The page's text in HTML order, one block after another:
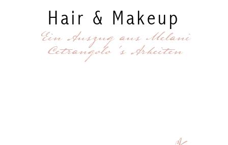
Hair & Makeup
Ein Auszug aus Melani
Cetrangolo 's Arbeiten